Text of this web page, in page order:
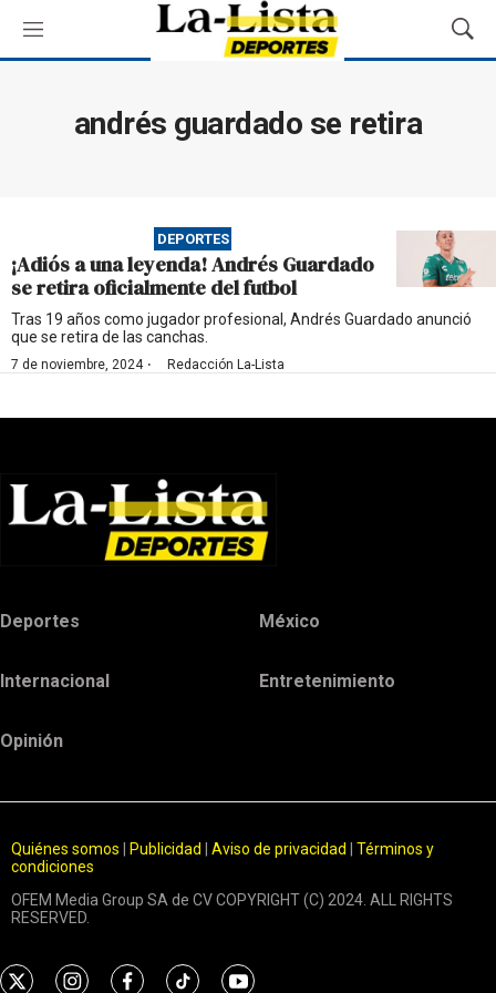
M
e
M
o
ú
q
u
e
andrés guardado se retira
DEPORTES
¡Adiós a una leyenda! Andrés Guardado
se retira oficialmente del futbol
Tras 19 años como jugador profesional, Andrés Guardado anunció
que se retira de las canchas.
7 de noviembre, 2024· Redacción La-Lista
Deportes México
Internacional Entretenimiento
Opinión
Quiénes somos Publicidad Aviso de privacidad
Términos y
condiciones
OFEM Media Group SA de CV COPYRIGHT (C) 2024. ALL RIGHTS
RESERVED.